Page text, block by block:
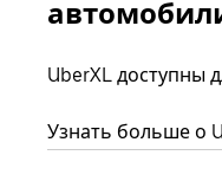
UberXL доступны
Узнать больше о